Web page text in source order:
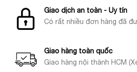
Giao dịch an toàn - Uy tín
Có rất nhiều đơn hàng đã
Giao hàng toàn quốc
Giao hàng nội thành HCM